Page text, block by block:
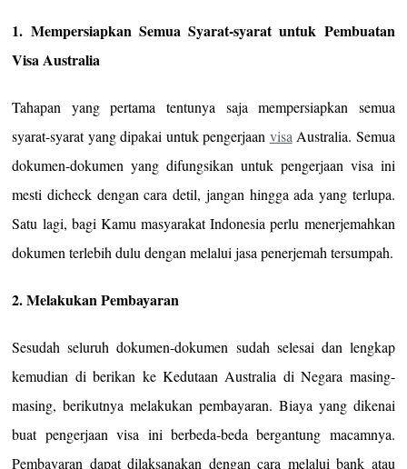
1. Mempersiapkan Semua Syarat-syarat untuk Pembuatan
Visa Australia
Tahapan yang pertama tentunya saja mempersiapkan semua
syarat-syarat yang dipakai untuk pengerjaan visa Australia. Semua
dokumen-dokumen yang difungsikan untuk pengerjaan visa ini
mesti dicheck dengan cara detil, jangan hingga ada yang terlupa.
Satu lagi, bagi Kamu masyarakat Indonesia perlu menerjemahkan
dokumen terlebih dulu dengan melalui jasa penerjemah tersumpah.
2. Melakukan Pembayaran
Sesudah seluruh dokumen-dokumen sudah selesai dan lengkap
kemudian di berikan ke Kedutaan Australia di Negara masing-
masing, berikutnya melakukan pembayaran. Biaya yang dikenai
buat pengerjaan visa ini berbeda-beda bergantung macamnya.
Pembayaran dapat dilaksanakan dengan cara melalui bank atau